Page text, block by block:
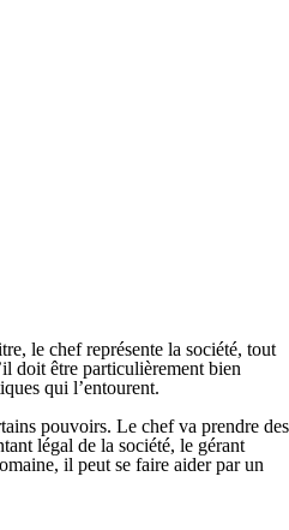
le chef représente la société, tout
doit être particulièrement bien
qui l’entourent.
pouvoirs. Le chef va prendre des
légal de la société, le gérant
il peut se faire aider par un